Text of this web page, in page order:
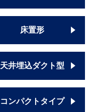
床置形
天井埋込ダクト型
コンパクトタイプ